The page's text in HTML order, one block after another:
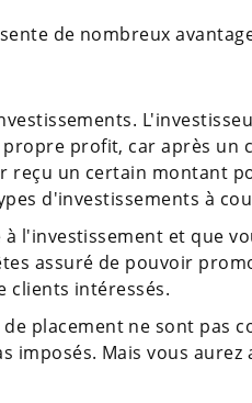
de nombreux
profit, car après un
reçu un certain montant
d'investissements à
l'investissement et que
assuré de pouvoir
clients intéressés.
placement ne sont pas
imposés. Mais vous aurez